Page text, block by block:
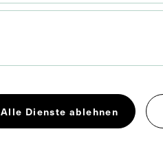
Alle Dienste ablehnen